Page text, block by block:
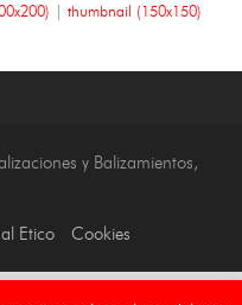
| thumbnail (150x150)
y Balizamientos,
Etico Cookies